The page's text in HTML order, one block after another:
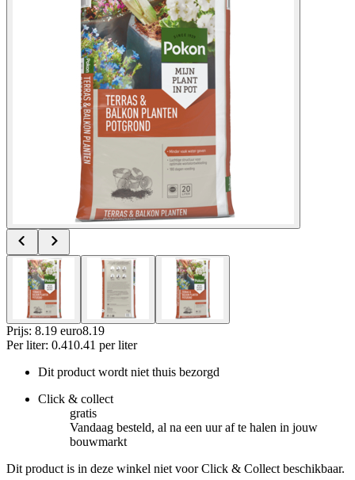
Prijs: 8.19 euro8.19
Per liter: 0.410.41 per liter
Dit product wordt niet thuis bezorgd
Click & collect
gratis
Vandaag besteld, al na een uur af te halen in jouw
bouwmarkt
Dit product is in deze winkel niet voor Click & Collect beschikbaar.